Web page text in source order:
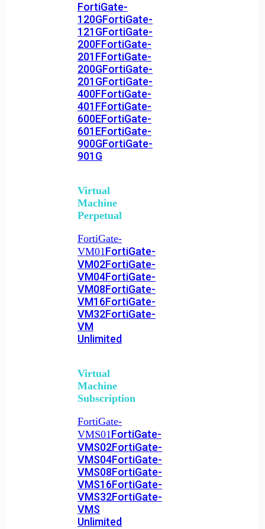
FortiGate-
120GFortiGate-
121GFortiGate-
200FFortiGate-
201FFortiGate-
200GFortiGate-
201GFortiGate-
400FFortiGate-
401FFortiGate-
600EFortiGate-
601EFortiGate-
900GFortiGate-
901G
Virtual
Machine
Perpetual
FortiGate-
VM01FortiGate-
VM02FortiGate-
VM04FortiGate-
VM08FortiGate-
VM16FortiGate-
VM32FortiGate-
VM
Unlimited
Virtual
Machine
Subscription
FortiGate-
VMS01FortiGate-
VMS02FortiGate-
VMS04FortiGate-
VMS08FortiGate-
VMS16FortiGate-
VMS32FortiGate-
VMS
Unlimited